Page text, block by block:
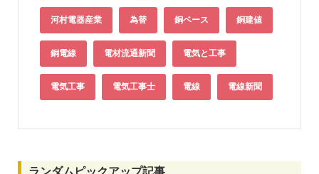
河村電器産業 為替 銅ベース 銅建値
銅電線 電材流通新聞 電気と工事
電気工事 電気工事士 電線 電線新聞
ランダムピックアップ記事